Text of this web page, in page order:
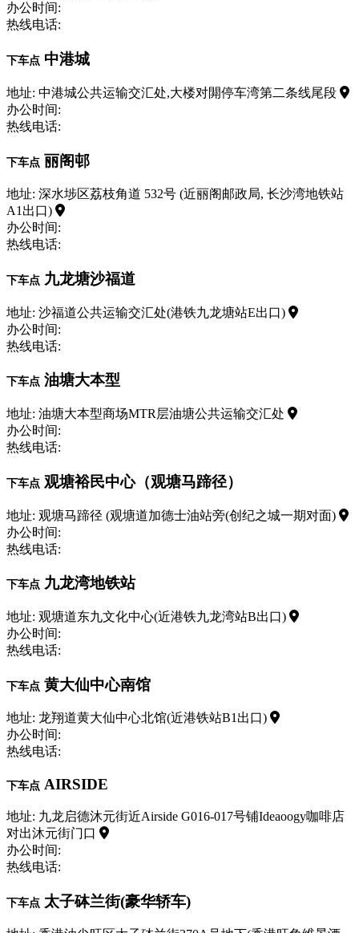
办公时间:
热线电话:
下车点 中港城
地址: 中港城公共运输交汇处,大楼对閞停车湾第二条线尾段
办公时间:
热线电话:
下车点 丽阁邨
地址: 深水埗区荔枝角道 532号 (近丽阁邮政局, 长沙湾地铁站
A1出口)
办公时间:
热线电话:
下车点 九龙塘沙福道
地址: 沙福道公共运输交汇处(港铁九龙塘站E出口)
办公时间:
热线电话:
下车点 油塘大本型
地址: 油塘大本型商场MTR层油塘公共运输交汇处
办公时间:
热线电话:
下车点 观塘裕民中心（观塘马蹄径）
地址: 观塘马蹄径 (观塘道加德士油站旁(创纪之城一期对面)
办公时间:
热线电话:
下车点 九龙湾地铁站
地址: 观塘道东九文化中心(近港铁九龙湾站B出口)
办公时间:
热线电话:
下车点 黄大仙中心南馆
地址: 龙翔道黄大仙中心北馆(近港铁站B1出口)
办公时间:
热线电话:
下车点 AIRSIDE
地址: 九龙启德沐元街近Airside G016-017号铺Ideaoogy咖啡店
对出沐元街门口
办公时间:
热线电话:
下车点 太子砵兰街(豪华轿车)